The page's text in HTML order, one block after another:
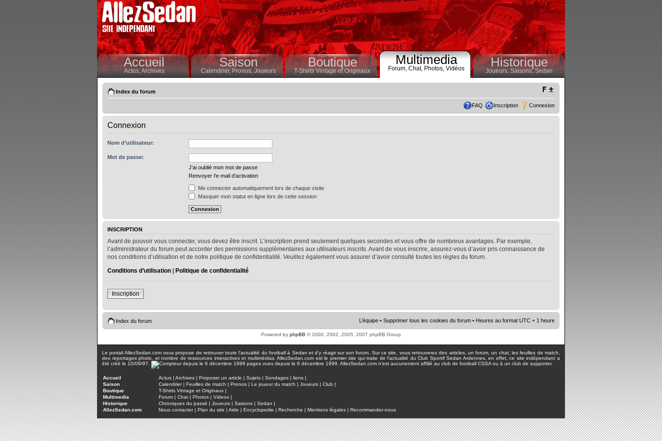
Accueil
Actus,Archives
Saison
Calendrier,Pronos, Joueurs
Boutique
T-Shirts Vintage et Originaux
Multimedia
Forum, Chat, Photos, Vidéos Historique
Joueurs, Saisons,Sedan
Index du forum
FAQ Inscription Connexion
Connexion
Nom d’utilisateur:
Mot de passe:
J’ai oublié mon mot de passe
Renvoyer l’e-mail d’activation
Me connecter automatiquement lors de chaque visite
Masquer mon statut en ligne lors de cette session
INSCRIPTION
Avant de pouvoir vous connecter, vous devez être inscrit. L’inscription prend seulement quelques secondes et vous offre de nombreux avantages. Par exemple,
l’administrateur du forum peut accorder des permissions supplémentaires aux utilisateurs inscrits. Avant de vous inscrire, assurez-vous d’avoir pris connaissance de
nos conditions d’utilisation et de notre politique de confidentialité. Veuillez également vous assurer d’avoir consulté toutes les règles du forum.
Conditions d’utilisation | Politique de confidentialité
Inscription
Index du forum L’équipe • Supprimer tous les cookies du forum • Heures au format UTC + 1 heure
Powered by phpBB © 2000, 2002, 2005, 2007 phpBB Group
Le portail AllezSedan.com vous propose de retrouver toute l'actualité du football à Sedan et d'y réagir sur son forum. Sur ce site, vous retrouverez des articles, un forum, un chat, les feuilles de match,
des reportages photo, et nombre de ressources interactives et multimédias. AllezSedan.com est le premier site qui traite de l'actualité du Club Sportif Sedan Ardennes, en effet, ce site indépendant a
été créé le 10/09/97.
pages vues depuis le 6 décembre 1999. AllezSedan.com n'est aucunement affilié au club de football CSSA ou à un club de supporter.
Accueil Actus | Archives | Proposer un article | Sujets | Sondages | liens |
Saison
Calendrier| Feuilles de match | Pronos | Le joueur du match | Joueurs | Club |
Boutique
T-Shirts Vintage et Originaux |
Multimedia
Forum | Chat | Photos | Videos |
Historique
Chroniques du passé | Joueurs | Saisons | Sedan |
AllezSedan.com
Nous contacter| Plan du site | Aide | Encyclopedie | Recherche | Mentions légales | Recommander-nous